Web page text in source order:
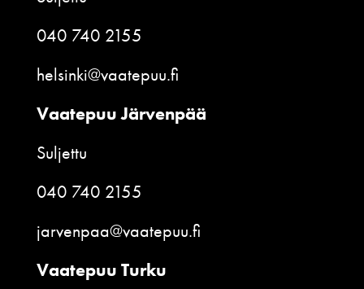
040 740 2155
helsinki@vaatepuu.fi
Vaatepuu Järvenpää
Suljettu
040 740 2155
jarvenpaa@vaatepuu.fi
Vaatepuu Turku